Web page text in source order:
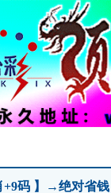
+9码 】→绝对省